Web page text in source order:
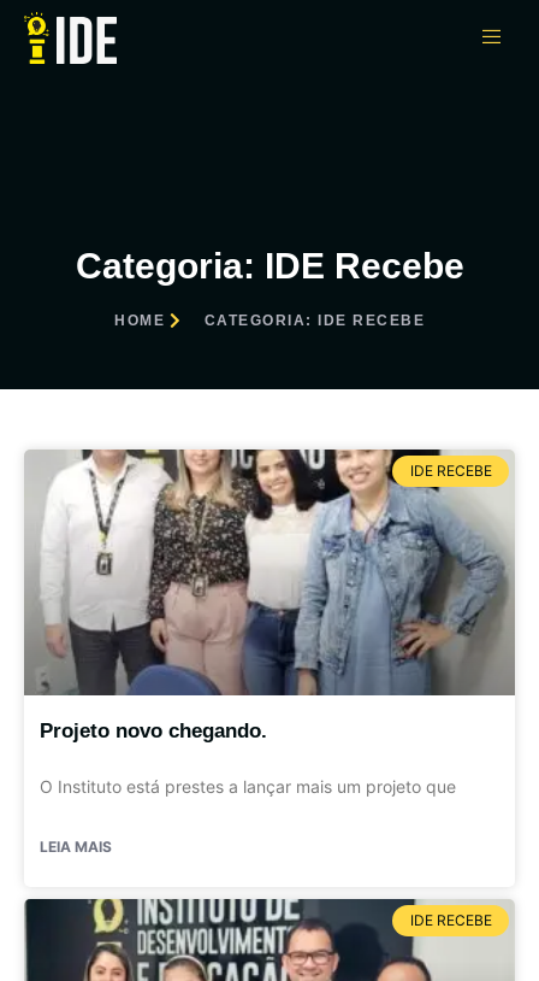
Categoria: IDE Recebe
HOME CATEGORIA: IDE RECEBE
IDE RECEBE
Projeto novo chegando.
O Instituto está prestes a lançar mais um projeto que
LEIA MAIS
IDE RECEBE